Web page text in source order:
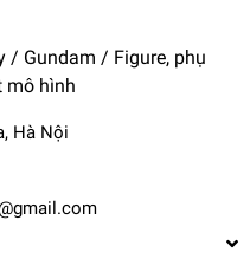
/ Gundam / Figure, phụ
mô hình
Hà Nội